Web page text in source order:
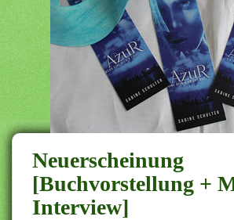
t
e
n
t
Neuerscheinung
[Buchvorstellung +
Interview]